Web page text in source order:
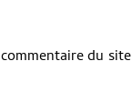
du site